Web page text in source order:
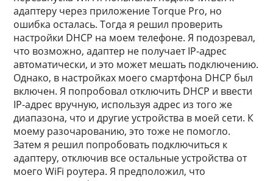
адаптеру через приложение Torque Pro, но
ошибка осталась. Тогда я решил проверить
настройки DHCP на моем телефоне. Я подозревал,
что возможно, адаптер не получает IP-адрес
автоматически, и это может мешать подключению.
Однако, в настройках моего смартфона DHCP был
включен. Я попробовал отключить DHCP и ввести
IP-адрес вручную, используя адрес из того же
диапазона, что и другие устройства в моей сети. К
моему разочарованию, это тоже не помогло.
Затем я решил попробовать подключиться к
адаптеру, отключив все остальные устройства от
моего WiFi роутера. Я предположил, что